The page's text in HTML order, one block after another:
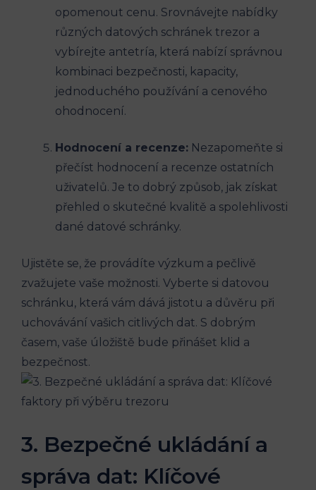
opomenout cenu. Srovnávejte nabídky
různých datových schránek trezor a
vybírejte antetría, která nabízí správnou
kombinaci bezpečnosti, kapacity,
jednoduchého používání a cenového
ohodnocení.
Hodnocení a recenze: Nezapomeňte si
přečíst hodnocení a recenze ostatních
uživatelů. Je to dobrý způsob, jak získat
přehled o skutečné kvalitě a spolehlivosti
dané datové schránky.
Ujistěte se, že provádíte výzkum a pečlivě
zvažujete vaše možnosti. Vyberte si datovou
schránku, která vám dává jistotu a důvěru při
uchovávání vašich citlivých dat. S dobrým
časem, vaše úložiště bude přinášet klid a
bezpečnost.
3. Bezpečné ukládání a
správa dat: Klíčové